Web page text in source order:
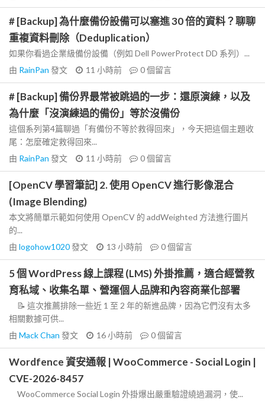
# [Backup] 為什麼備份設備可以塞進 30 倍的資料？聊聊
重複資料刪除（Deduplication）
如果你看過企業級備份設備（例如 Dell PowerProtect DD 系列）...
由 RainPan 發文 11 小時前 0個留言
# [Backup] 備份界最常被跳過的一步：還原演練，以及
為什麼「沒演練過的備份」等於沒備份
這個系列第4篇聊過「有備份不等於救得回來」，今天把這個主題收
尾：怎麼確定救得回來...
由 RainPan 發文 11 小時前 0個留言
[OpenCV 學習筆記] 2. 使用 OpenCV 進行影像混合
(Image Blending)
本文將簡單示範如何使用 OpenCV 的 addWeighted 方法進行圖片
的...
由 logohow1020發文 13 小時前 0個留言
5 個 WordPress 線上課程 (LMS) 外掛推薦，適合經營教
育私域、收集名單、營運個人品牌和內容商業化部署
📝 這次推薦排除一些近 1 至 2 年的新進品牌，因為它們沒有太多
相關數據可供...
由 Mack Chan 發文 16 小時前 0個留言
Wordfence 資安通報 | WooCommerce - Social Login |
CVE-2026-8457
WooCommerce Social Login 外掛爆出嚴重驗證繞過漏洞，使...